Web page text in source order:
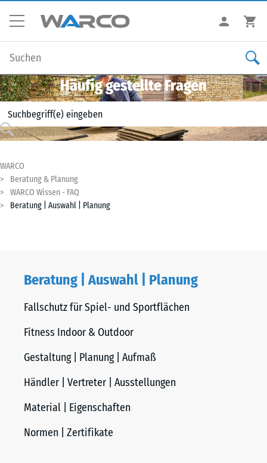
Häufig gestellte Fragen
WARCO
Beratung & Planung
WARCO Wissen - FAQ
Beratung | Auswahl | Planung
Beratung | Auswahl | Planung
Fallschutz für Spiel- und Sportflächen
Fitness Indoor & Outdoor
Gestaltung | Planung | Aufmaß
Händler | Vertreter | Ausstellungen
Material | Eigenschaften
Normen | Zertifikate